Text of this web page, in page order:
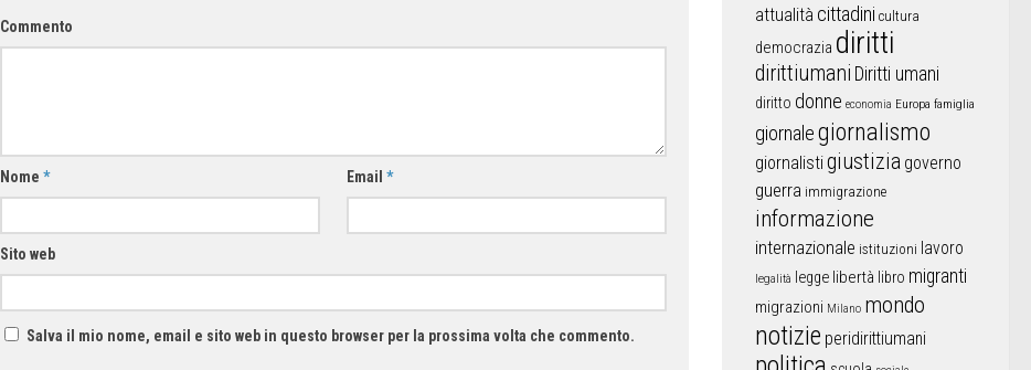
Commento
Nome * Email*
Sito web
Salva il mio nome, email e sito web in questo browser per la prossima volta che commento.
attualità cittadini cultura
democrazia diritti
dirittiumani Diritti umani
diritto donne economia Europa famiglia
giornalegiornalismo
giornalistigiustizia governo
guerra immigrazione
informazione
internazionale istituzioni lavoro
legalità legge libertà libro migranti
migrazioni Milano mondo
notizie peridirittiumani